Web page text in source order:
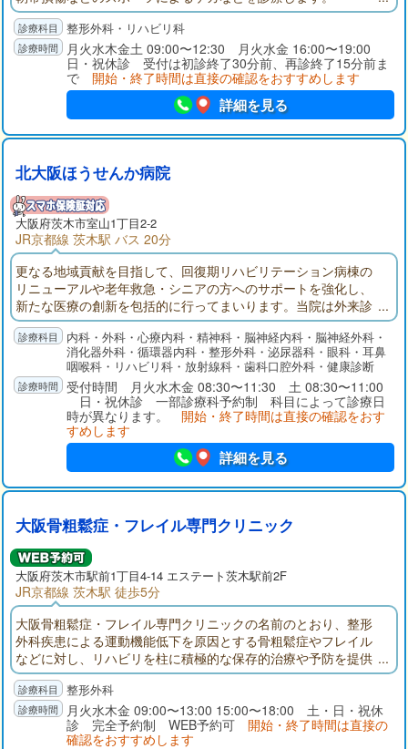
整形外科・リハビリ科
月火水木金土 09:00〜12:30 月火水金 16:00〜19:00
日・祝休診 受付は初診終了30分前、再診終了15分前ま
で 開始・終了時間は直接の確認をおすすめします
詳細を見る
北大阪ほうせんか病院
大阪府茨木市室山1丁目2-2
JR京都線 茨木駅 バス 20分
更なる地域貢献を目指して、回復期リハビリテーション病棟の
リニューアルや老年救急・シニアの方へのサポートを強化し、
新たな医療の創新を包括的に行ってまいります。当院は外来診
療では初診も含めて予約診療制を取り入れています。
内科・外科・心療内科・精神科・脳神経内科・脳神経外科・
消化器外科・循環器内科・整形外科・泌尿器科・眼科・耳鼻
咽喉科・リハビリ科・放射線科・歯科口腔外科・健康診断
受付時間 月火水木金 08:30〜11:30 土 08:30〜11:00
日・祝休診 一部診療科予約制 科目によって診療日
時が異なります。 開始・終了時間は直接の確認をおす
すめします
詳細を見る
大阪骨粗鬆症・フレイル専門クリニック
大阪府茨木市駅前1丁目4-14 エステート茨木駅前2F
JR京都線 茨木駅 徒歩5分
大阪骨粗鬆症・フレイル専門クリニックの名前のとおり、整形
外科疾患による運動機能低下を原因とする骨粗鬆症やフレイル
などに対し、リハビリを柱に積極的な保存的治療や予防を提供
します。
整形外科
月火水木金 09:00〜13:00 15:00〜18:00 土・日・祝休
診 完全予約制 WEB予約可 開始・終了時間は直接の
確認をおすすめします